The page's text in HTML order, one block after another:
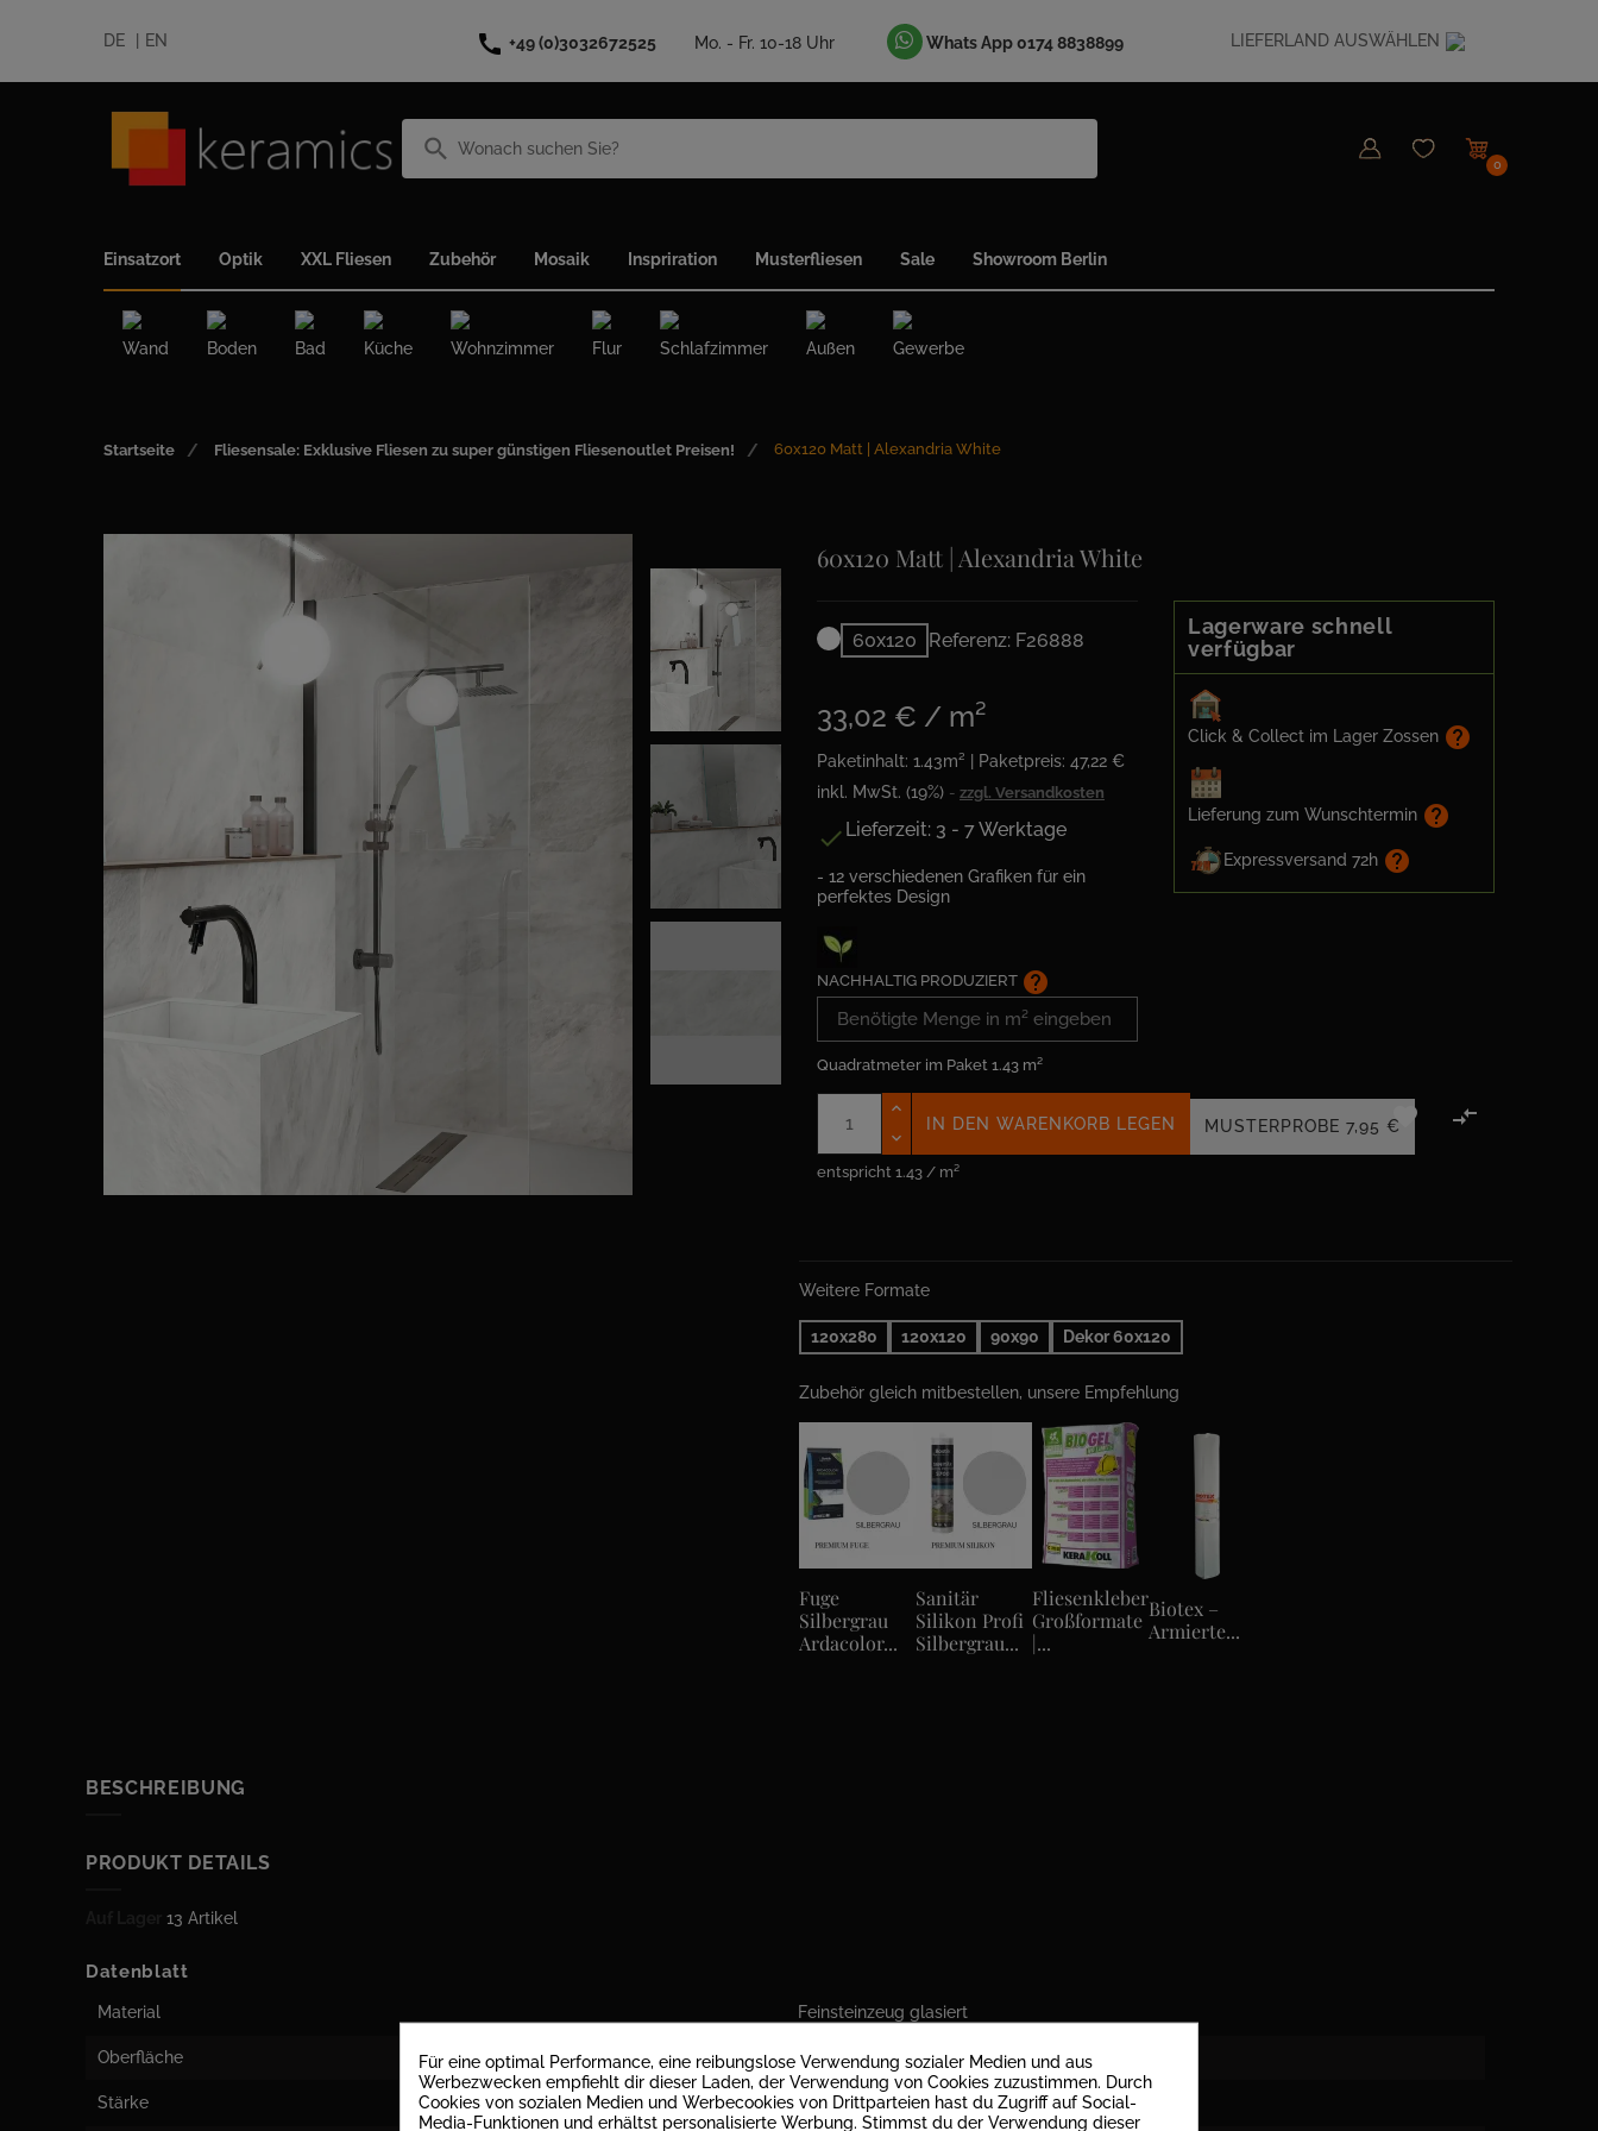
EN
DE call +49 (0)3032672525 Mo. - Fr. 10-18 Uhr Whats App 0174 8838899 LIEFERLAND AUSWÄHLEN
search
0
Einsatzort Optik XXL Fliesen Zubehör Mosaik Inspriration Musterfliesen Sale Showroom Berlin
Wand Boden Bad Küche Wohnzimmer Flur Schlafzimmer Außen Gewerbe
Startseite Fliesensale: Exklusive Fliesen zu super günstigen Fliesenoutlet Preisen! 60x120 Matt | Alexandria White
60x120 Matt | Alexandria White
60x120 Referenz: F26888
33,02 € / m²
Paketinhalt: 1.43m² | Paketpreis: 47,22 €
inkl. MwSt. (19%)
zzgl. Versandkosten
 Lieferzeit: 3 - 7 Werktage
- 12 verschiedenen Grafiken für ein
perfektes Design
NACHHALTIG PRODUZIERT help
Lagerware schnell
verfügbar
Click & Collect im Lager Zossen help
Lieferung zum Wunschtermin help
Expressversand 72h help
Quadratmeter im Paket 1.43 m²
entspricht 1.43 / m²
IN DEN WARENKORB LEGEN  
MUSTERPROBE 7,95 €
Weitere Formate
120x280 120x120 90x90 Dekor 60x120
Zubehör gleich mitbestellen, unsere Empfehlung
Fuge
Silbergrau
Ardacolor...
Sanitär
Silikon Profi
Silbergrau...
Fliesenkleber
Großformate
|...
Biotex –
Armierte...
BESCHREIBUNG
PRODUKT DETAILS
13 Artikel
Datenblatt
Material Feinsteinzeug glasiert
Oberfläche matt
Stärke 9 mm
Für eine optimal Performance, eine reibungslose Verwendung sozialer Medien und aus
Werbezwecken empfiehlt dir dieser Laden, der Verwendung von Cookies zuzustimmen. Durch
Cookies von sozialen Medien und Werbecookies von Drittparteien hast du Zugriff auf Social-
Media-Funktionen und erhältst personalisierte Werbung. Stimmst du der Verwendung dieser